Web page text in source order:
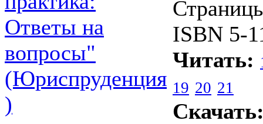
Ответы на
вопросы"
(Юриспруденция
)
ISBN 5-
Читать:
19 20 21